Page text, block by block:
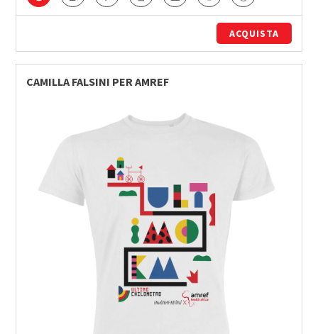
ACQUISTA
CAMILLA FALSINI PER AMREF